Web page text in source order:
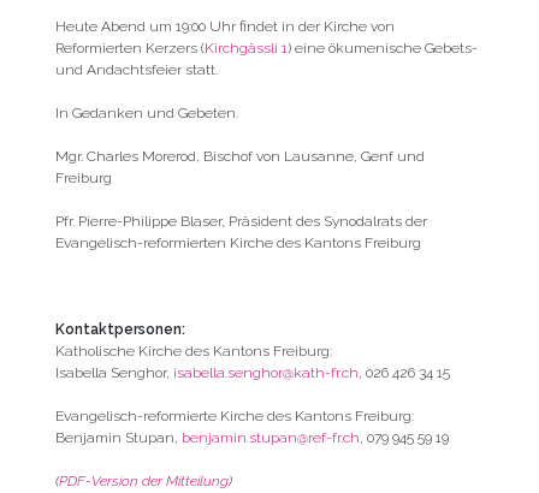
Heute Abend um 19:00 Uhr findet in der Kirche von
Reformierten Kerzers (Kirchgässli 1) eine ökumenische Gebets-
und Andachtsfeier statt.
In Gedanken und Gebeten.
Mgr. Charles Morerod, Bischof von Lausanne, Genf und
Freiburg
Pfr. Pierre-Philippe Blaser, Präsident des Synodalrats der
Evangelisch-reformierten Kirche des Kantons Freiburg
Kontaktpersonen:
Katholische Kirche des Kantons Freiburg:
Isabella Senghor, isabella.senghor@kath-fr.ch, 026 426 34 15
Evangelisch-reformierte Kirche des Kantons Freiburg:
Benjamin Stupan, benjamin.stupan@ref-fr.ch, 079 945 59 19
(PDF-Version der Mitteilung)